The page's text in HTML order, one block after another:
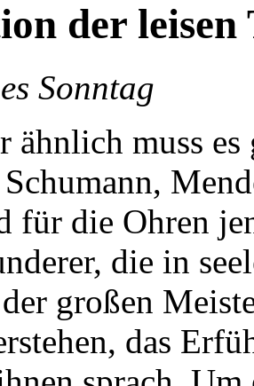
der leisen
Sonntag
ähnlich muss
für die Ohren
die in
großen
das